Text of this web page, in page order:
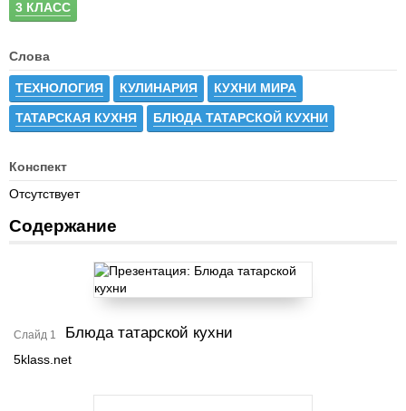
3 КЛАСС
Слова
ТЕХНОЛОГИЯ КУЛИНАРИЯ КУХНИ МИРА
ТАТАРСКАЯ КУХНЯ БЛЮДА ТАТАРСКОЙ КУХНИ
Конспект
Отсутствует
Содержание
Слайд 1 Блюда татарской кухни
5klass.net